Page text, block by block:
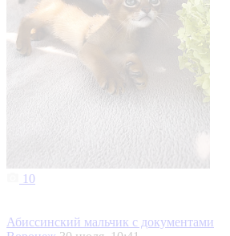
10
Абиссинский мальчик с документами